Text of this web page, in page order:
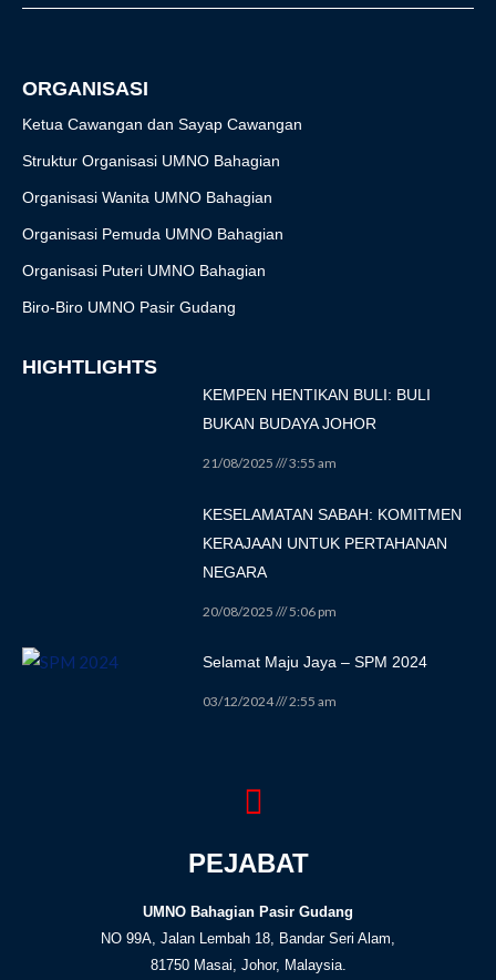
o
r
r
e
ORGANISASI
Ketua Cawangan dan Sayap Cawangan
Struktur Organisasi UMNO Bahagian
Organisasi Wanita UMNO Bahagian
Organisasi Pemuda UMNO Bahagian
Organisasi Puteri UMNO Bahagian
Biro-Biro UMNO Pasir Gudang
HIGHTLIGHTS
KEMPEN HENTIKAN BULI: BULI
BUKAN BUDAYA JOHOR
21/08/2025 3:55 am
KESELAMATAN SABAH: KOMITMEN
KERAJAAN UNTUK PERTAHANAN
NEGARA
20/08/2025 5:06 pm
Selamat Maju Jaya – SPM 2024
03/12/2024 2:55 am
PEJABAT
UMNO Bahagian Pasir Gudang
NO 99A, Jalan Lembah 18, Bandar Seri Alam,
81750 Masai, Johor, Malaysia.